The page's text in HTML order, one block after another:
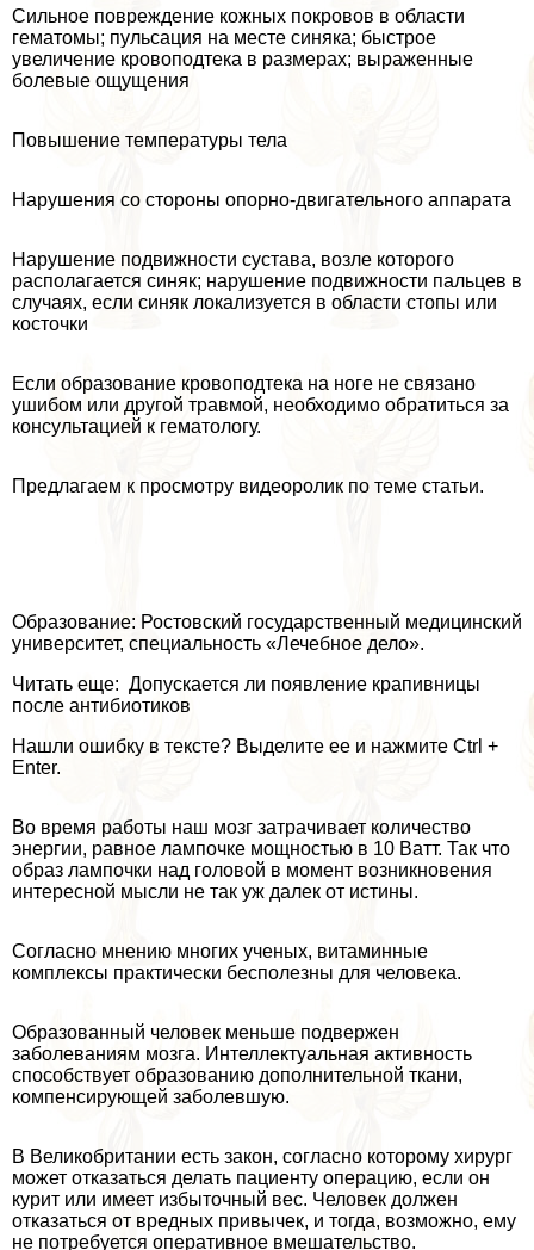
Сильное повреждение кожных покровов в области
гематомы; пульсация на месте синяка; быстрое
увеличение кровоподтека в размерах; выраженные
болевые ощущения
Повышение температуры тела
Нарушения со стороны опopно-двигательного аппарата
Нарушение подвижности сустава, возле которого
располагается синяк; нарушение подвижности пальцев в
случаях, если синяк локализуется в области стопы или
косточки
Если образование кровоподтека на ноге не связано
ушибом или другой травмой, необходимо обратиться за
консультацией к гематологу.
Предлагаем к просмотру видеоролик по теме статьи.
Образование: Ростовский государственный медицинский
университет, специальность «Лечебное дело».
Читать еще: Допускается ли появление крапивницы
после антибиотиков
Нашли ошибку в тексте? Выделите ее и нажмите Ctrl +
Enter.
Во время работы наш мозг затрачивает количество
энергии, равное лампочке мощностью в 10 Ватт. Так что
образ лампочки над головой в момент возникновения
интересной мысли не так уж далек от истины.
Согласно мнению многих ученых, витаминные
комплексы пpaктически бесполезны для человека.
Образованный человек меньше подвержен
заболеваниям мозга. Интеллектуальная активность
способствует образованию дополнительной ткани,
компенсирующей заболевшую.
В Великобритании есть закон, согласно которому хирург
может отказаться делать пациенту операцию, если он
курит или имеет избыточный вес. Человек должен
отказаться от вредных привычек, и тогда, возможно, ему
не потребуется оперативное вмешательство.